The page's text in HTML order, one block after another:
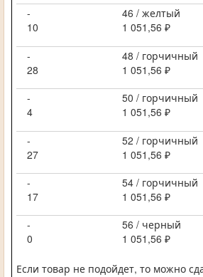
-
46 / желтый
10
1 051,56 ₽
-
48 / горчичный
28
1 051,56 ₽
-
50 / горчичный
4
1 051,56 ₽
-
52 / горчичный
27
1 051,56 ₽
-
54 / горчичный
17
1 051,56 ₽
-
56 / черный
0
1 051,56 ₽
Если товар не подойдет, то можно